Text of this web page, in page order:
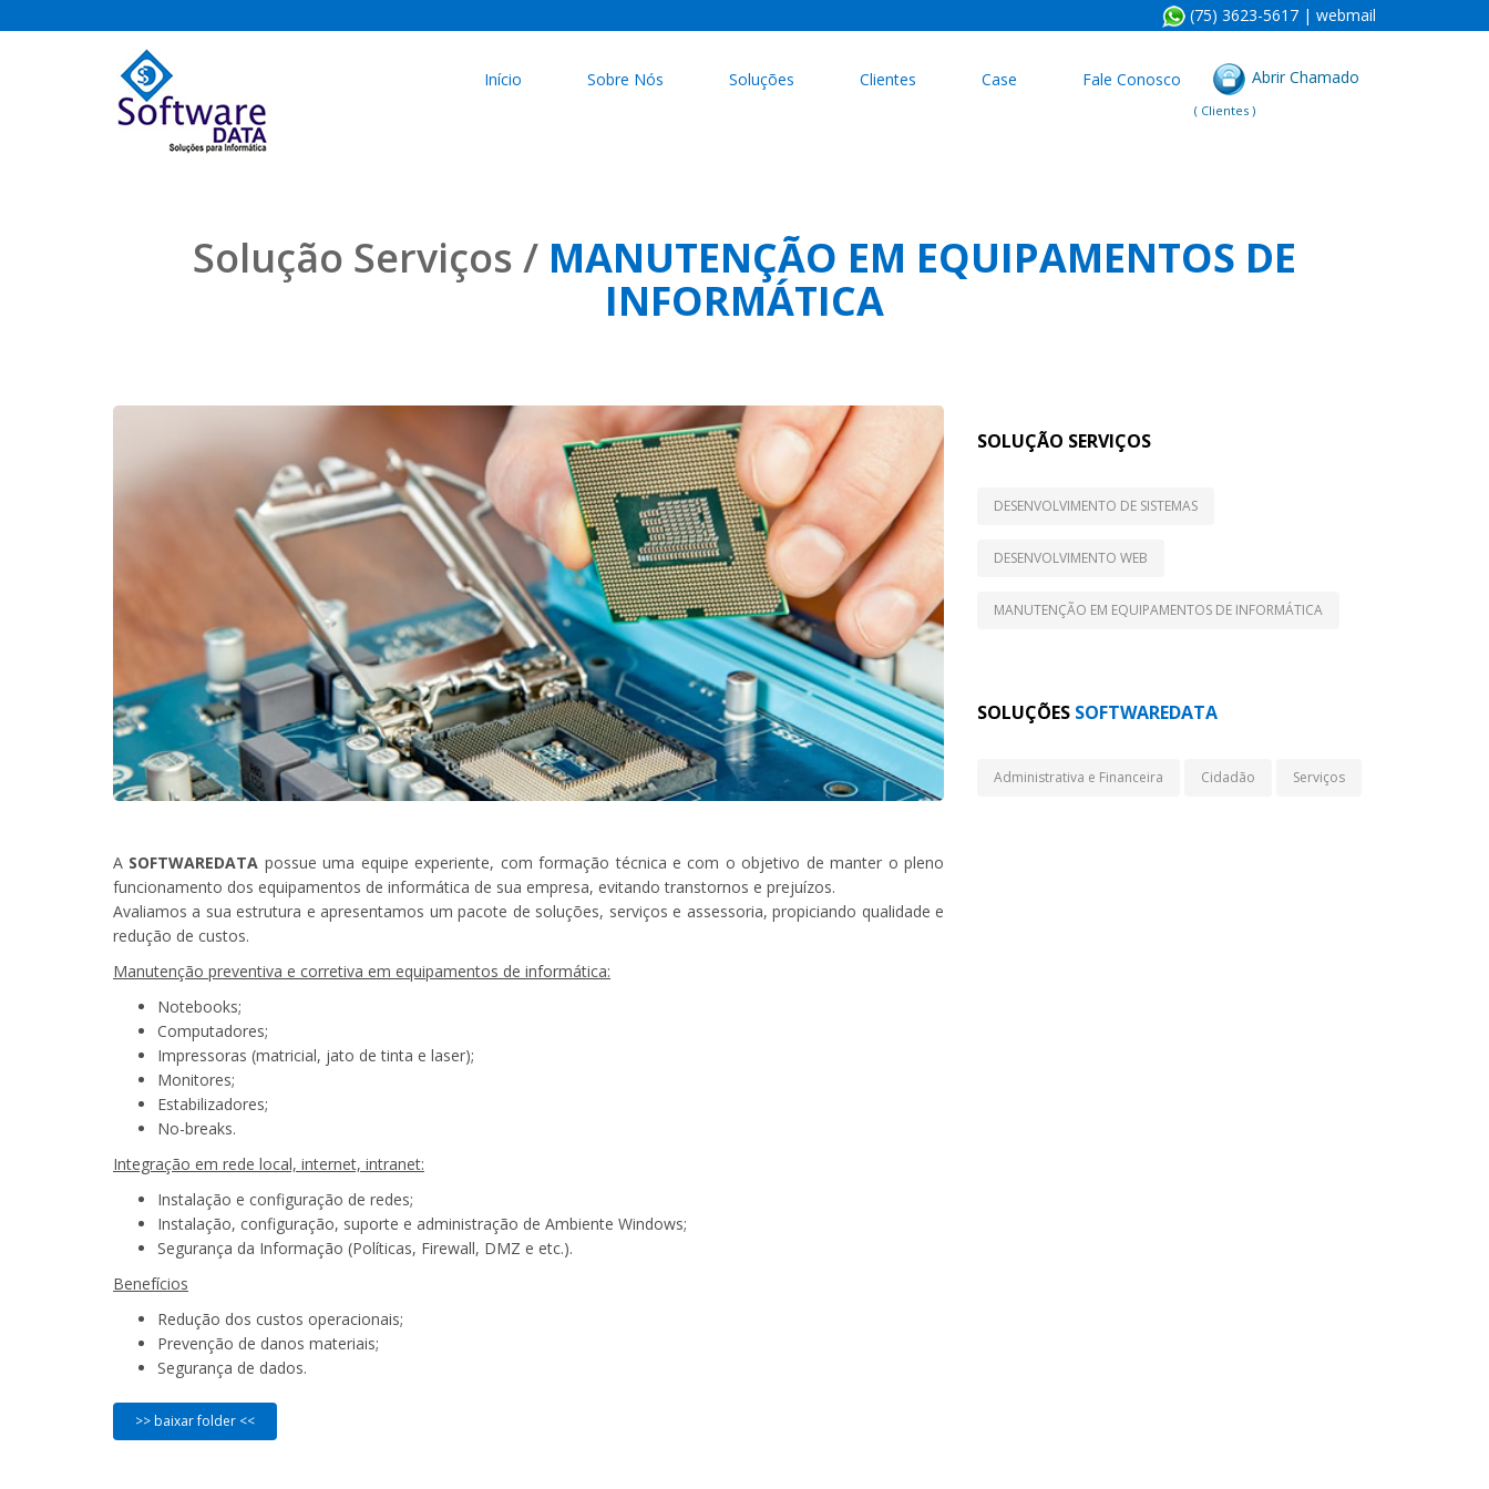
(75) 3623-5617 | webmail
Início Sobre Nós Soluções Clientes Case Fale Conosco Abrir Chamado
( Clientes )
Solução Serviços / MANUTENÇÃO EM EQUIPAMENTOS DE
INFORMÁTICA
A SOFTWAREDATA possue uma equipe experiente, com formação técnica e com o objetivo de manter o pleno
funcionamento dos equipamentos de informática de sua empresa, evitando transtornos e prejuízos.
Avaliamos a sua estrutura e apresentamos um pacote de soluções, serviços e assessoria, propiciando qualidade e
redução de custos.
Manutenção preventiva e corretiva em equipamentos de informática:
Notebooks;
Computadores;
Impressoras (matricial, jato de tinta e laser);
Monitores;
Estabilizadores;
No-breaks.
Integração em rede local, internet, intranet:
Instalação e configuração de redes;
Instalação, configuração, suporte e administração de Ambiente Windows;
Segurança da Informação (Políticas, Firewall, DMZ e etc.).
Benefícios
Redução dos custos operacionais;
Prevenção de danos materiais;
Segurança de dados.
>> baixar folder <<
SOLUÇÃO SERVIÇOS
DESENVOLVIMENTO DE SISTEMAS
DESENVOLVIMENTO WEB
MANUTENÇÃO EM EQUIPAMENTOS DE INFORMÁTICA
SOLUÇÕES SOFTWAREDATA
Administrativa e Financeira Cidadão Serviços